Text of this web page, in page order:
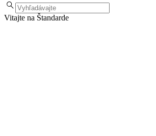
Vitajte na Štandarde